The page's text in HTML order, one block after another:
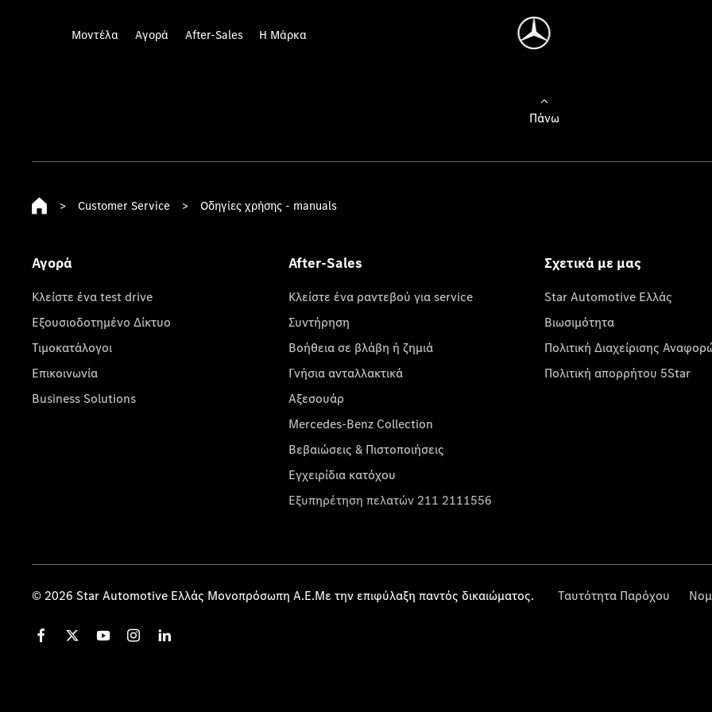
Μοντέλα Αγορά After-Sales Η Μάρκα
Πάνω
> Customer Service > Οδηγίες χρήσης - manuals
Αγορά
Κλείστε ένα test drive
Εξουσιοδοτημένο Δίκτυο
Τιμοκατάλογοι
Επικοινωνία
Business Solutions
After-Sales
Κλείστε ένα ραντεβού για service
Συντήρηση
Βοήθεια σε βλάβη ή ζημιά
Γνήσια ανταλλακτικά
Αξεσουάρ
Mercedes-Benz Collection
Βεβαιώσεις & Πιστοποιήσεις
Εγχειρίδια κατόχου
Εξυπηρέτηση πελατών 211 2111556
Σχετικά με μας
Star Automotive Ελλάς
Βιωσιμότητα
Πολιτική Διαχείρισης
Πολιτική απορρήτου 5Star
© 2026 Star Automotive Ελλάς Μονοπρόσωπη Α.Ε.Με την επιφύλαξη παντός δικαιώματος. Ταυτότητα Παρόχου